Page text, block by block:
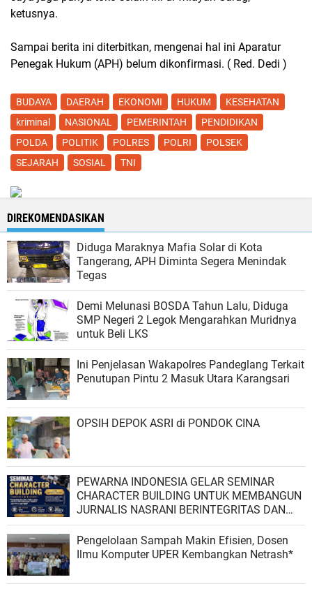
ketusnya.
Sampai berita ini diterbitkan, mengenai hal ini Aparatur
Penegak Hukum (APH) belum dikonfirmasi. ( Red. Dedi )
BUDAYA DAERAH EKONOMI HUKUM
KESEHATAN
kriminal
NASIONAL PEMERINTAH
PENDIDIKAN
POLDA
POLITIK POLRES POLRI
POLSEK
SEJARAH
SOSIAL TNI
DIREKOMENDASIKAN
Diduga Maraknya Mafia Solar di Kota
Tangerang, APH Diminta Segera Menindak
Tegas
Demi Melunasi BOSDA Tahun Lalu, Diduga
SMP Negeri 2 Legok Mengarahkan Muridnya
untuk Beli LKS
Ini Penjelasan Wakapolres Pandeglang Terkait
Penutupan Pintu 2 Masuk Utara Karangsari
OPSIH DEPOK ASRI di PONDOK CINA
PEWARNA INDONESIA GELAR SEMINAR
CHARACTER BUILDING UNTUK MEMBANGUN
JURNALIS NASRANI BERINTEGRITAS DAN
BERDAMPAK*
Pengelolaan Sampah Makin Efisien, Dosen
Ilmu Komputer UPER Kembangkan Netrash*